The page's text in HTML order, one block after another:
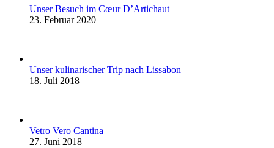
Unser Besuch im Cœur D’Artichaut
23. Februar 2020
Unser kulinarischer Trip nach Lissabon
18. Juli 2018
Vetro Vero Cantina
27. Juni 2018